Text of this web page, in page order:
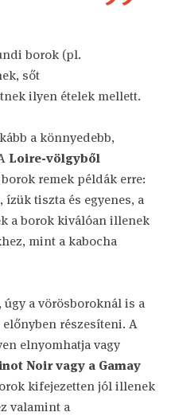
borok (pl.
sőt
ilyen ételek mellett.
a könnyedebb,
Loire-völgyből
borok remek példák erre:
ízük tiszta és egyenes, a
a borok kiválóan illenek
mint a kabocha
a vörösboroknál is a
részesíteni. A
elnyomhatja vagy
Noir vagy a Gamay
kifejezetten jól illenek
valamint a